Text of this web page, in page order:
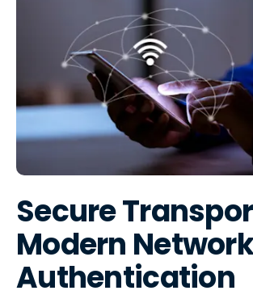
Secure
Modern Network
Authentication